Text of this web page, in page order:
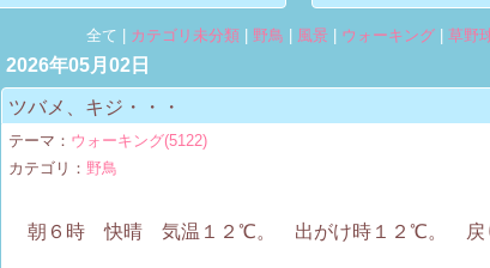
全て | カテゴリ未分類 野鳥 風景 ウォーキング 草野
2026年05月02日
ツバメ、キジ・・・
テーマ： ウォーキング(5122)
カテゴリ： 野鳥
朝６時 快晴 気温１２℃。 出がけ時１２℃。